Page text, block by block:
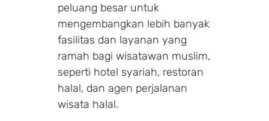
peluang besar untuk
mengembangkan lebih banyak
fasilitas dan layanan yang
ramah bagi wisatawan muslim,
seperti hotel syariah, restoran
halal, dan agen perjalanan
wisata halal.